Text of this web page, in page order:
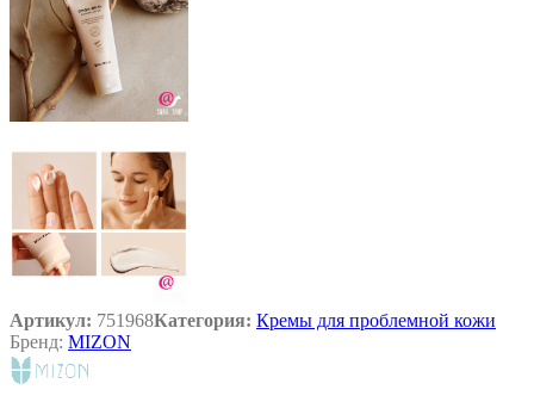
Артикул: 751968Категория: Кремы для проблемной кожи
Бренд: MIZON